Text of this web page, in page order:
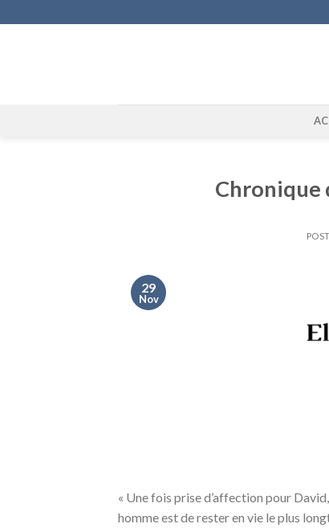
to
Chronique
29
Nov
« Une fois prise d’affection pour
homme est de rester en vie le plus